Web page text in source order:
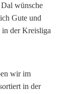
wünsche
Gute und
in der Kreisliga
wir im
in der